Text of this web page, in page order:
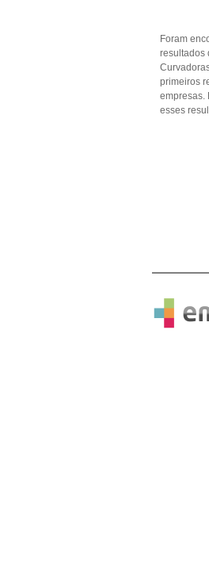
Foram
resultados
primeiros
empresas.
esses